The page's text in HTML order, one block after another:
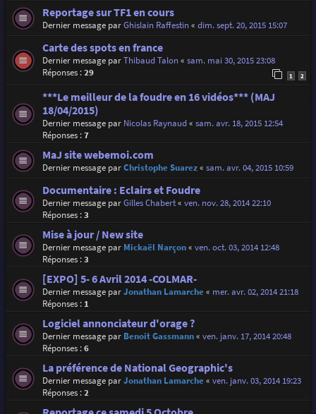
Reportage sur TF1 en cours
Dernier message parGhislain Raffestin« dim. sept. 20, 2015 15:07
Carte des spots en france
Dernier message parThibaud Talon« sam. mai 30, 2015 23:08
Réponses :29 1 2
***Le meilleur de la foudre en 16 vidéos*** (MAJ
18/04/2015)
Dernier message par Nicolas Raynaud« sam. avr. 18, 2015 12:54
Réponses :7
MaJ site webemoi.com
Dernier message parChristophe Suarez« sam. avr. 04, 2015 10:59
Documentaire : Eclairs et Foudre
Dernier message parGilles Chabert« ven. nov. 28, 2014 22:10
Réponses :3
Mise à jour / New site
Dernier message par Mickaël Narçon« ven. oct. 03, 2014 12:48
Réponses :3
[EXPO] 5- 6 Avril 2014 -COLMAR-
Dernier message parJonathan Lamarche« mer. avr. 02, 2014 21:18
Réponses : 1
Logiciel annonciateur d'orage ?
Dernier message par Benoit Gassmann« ven. janv. 17, 2014 20:48
Réponses :6
La préférence de National Geographic's
Dernier message parJonathan Lamarche« ven. janv. 03, 2014 19:23
Réponses :2